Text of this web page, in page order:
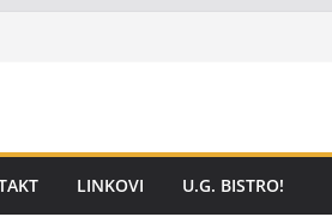
LINKOVI U.G. BISTRO!